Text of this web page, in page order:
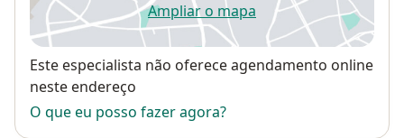
Ampliar o mapaabre num novo separador
Disponibilidade
Este especialista não oferece agendamento online
neste endereço
O que eu posso fazer agora?